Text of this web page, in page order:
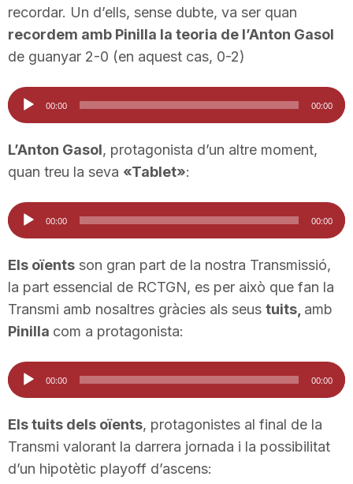
recordar. Un d’ells, sense dubte, va ser quan
recordem amb Pinilla la teoria de l’Anton Gasol
de guanyar 2-0 (en aquest cas, 0-2)
Reproductor
d'àudio
00:00 00:00
L’Anton Gasol, protagonista d’un altre moment,
quan treu la seva «Tablet»:
Reproductor
d'àudio
00:00 00:00
Els oïents son gran part de la nostra Transmissió,
la part essencial de RCTGN, es per això que fan la
Transmi amb nosaltres gràcies als seus tuits, amb
Pinilla com a protagonista:
Reproductor
d'àudio
00:00 00:00
Els tuits dels oïents, protagonistes al final de la
Transmi valorant la darrera jornada i la possibilitat
d’un hipotètic playoff d’ascens: